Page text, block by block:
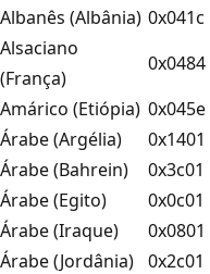
Albanês (Albânia) 0x041c
Alsaciano
(França)
0x0484
Amárico (Etiópia) 0x045e
Árabe (Argélia)
0x1401
Árabe (Bahrein)
0x3c01
Árabe (Egito)
0x0c01
Árabe (Iraque)
0x0801
Árabe (Jordânia) 0x2c01